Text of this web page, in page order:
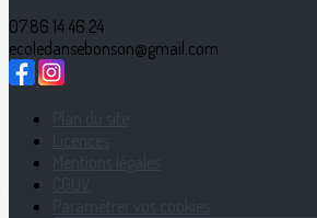
07.86.14.46.24
ecoledansebonson@gmail.com